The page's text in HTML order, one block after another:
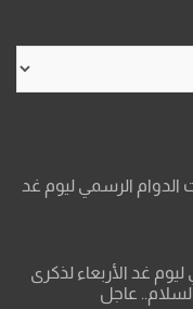
الدوام الرسمي ليوم غد
غد الأربعاء لذكرى
عاجل